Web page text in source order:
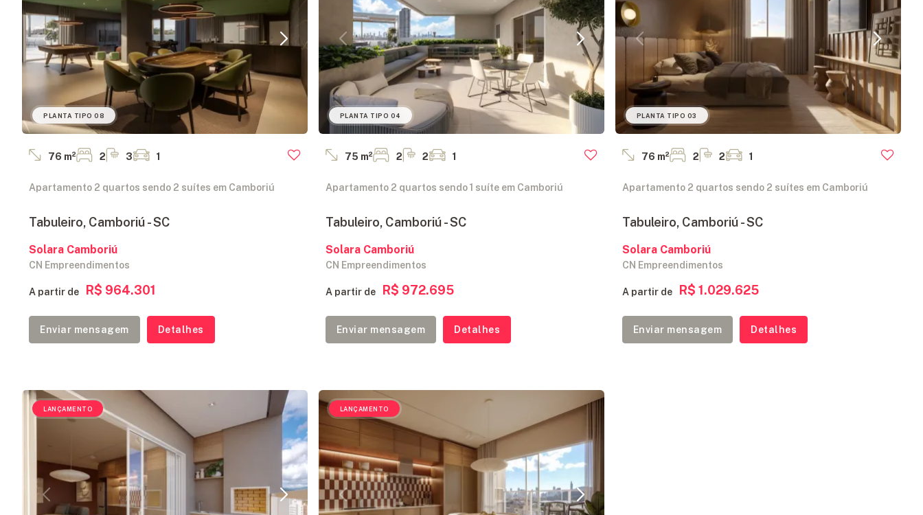
PLANTA TIPO 08
76 m² 2 3 1
Apartamento 2 quartos sendo 2 suítes em Camboriú
Tabuleiro, Camboriú - SC
Solara Camboriú
CN Empreendimentos
A partir de R$ 964.301
Enviar mensagem Detalhes
PLANTA TIPO 04
75 m² 2 2 1
Apartamento 2 quartos sendo 1 suíte em Camboriú
Tabuleiro, Camboriú - SC
Solara Camboriú
CN Empreendimentos
A partir de R$ 972.695
Enviar mensagem Detalhes
PLANTA TIPO 03
76 m² 2 2 1
Apartamento 2 quartos sendo 2 suítes em Camboriú
Tabuleiro, Camboriú - SC
Solara Camboriú
CN Empreendimentos
A partir de R$ 1.029.625
Enviar mensagem Detalhes
LANÇAMENTO LANÇAMENTO